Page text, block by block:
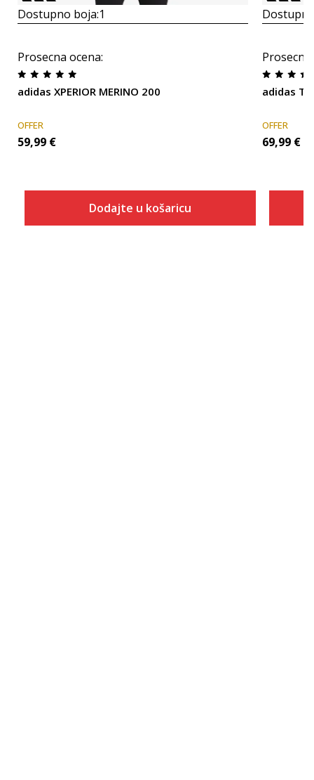
Dostupno boja:1
Prosecna ocena:
adidas XPERIOR MERINO 200
OFFER
59,99 €
Dodajte u košaricu
adidas
OFFER
69,99 €